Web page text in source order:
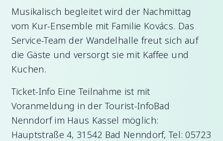
Musikalisch begleitet wird der Nachmittag
vom Kur-Ensemble mit Familie Kovács. Das
Service-Team der Wandelhalle freut sich auf
die Gäste und versorgt sie mit Kaffee und
Kuchen.
Ticket-Info Eine Teilnahme ist mit
Voranmeldung in der Tourist-InfoBad
Nenndorf im Haus Kassel möglich:
Hauptstraße 4, 31542 Bad Nenndorf, Tel: 05723